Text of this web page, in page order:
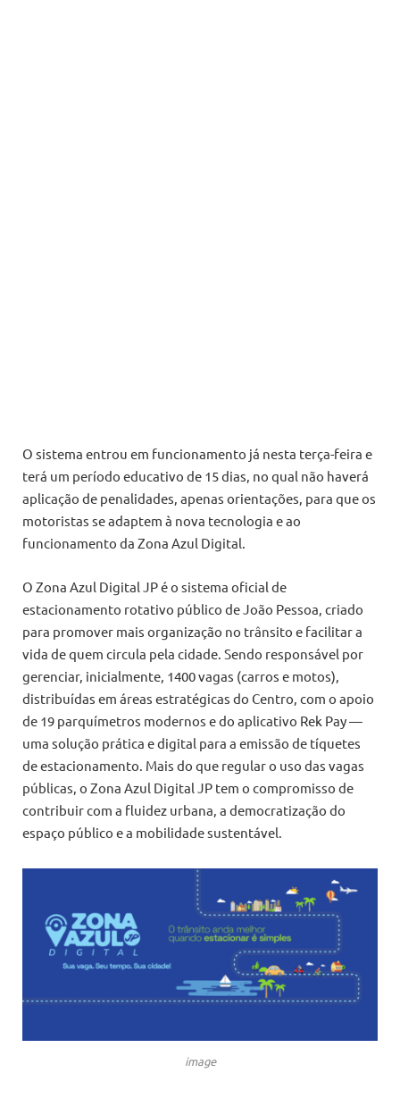
O sistema entrou em funcionamento já nesta terça-feira e
terá um período educativo de 15 dias, no qual não haverá
aplicação de penalidades, apenas orientações, para que os
motoristas se adaptem à nova tecnologia e ao
funcionamento da Zona Azul Digital.
O Zona Azul Digital JP é o sistema oficial de
estacionamento rotativo público de João Pessoa, criado
para promover mais organização no trânsito e facilitar a
vida de quem circula pela cidade. Sendo responsável por
gerenciar, inicialmente, 1400 vagas (carros e motos),
distribuídas em áreas estratégicas do Centro, com o apoio
de 19 parquímetros modernos e do aplicativo Rek Pay —
uma solução prática e digital para a emissão de tíquetes
de estacionamento. Mais do que regular o uso das vagas
públicas, o Zona Azul Digital JP tem o compromisso de
contribuir com a fluidez urbana, a democratização do
espaço público e a mobilidade sustentável.
image